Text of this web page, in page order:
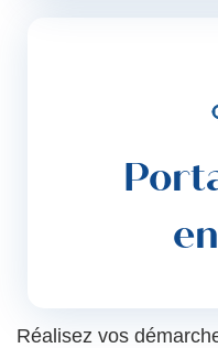
Réalisez vos